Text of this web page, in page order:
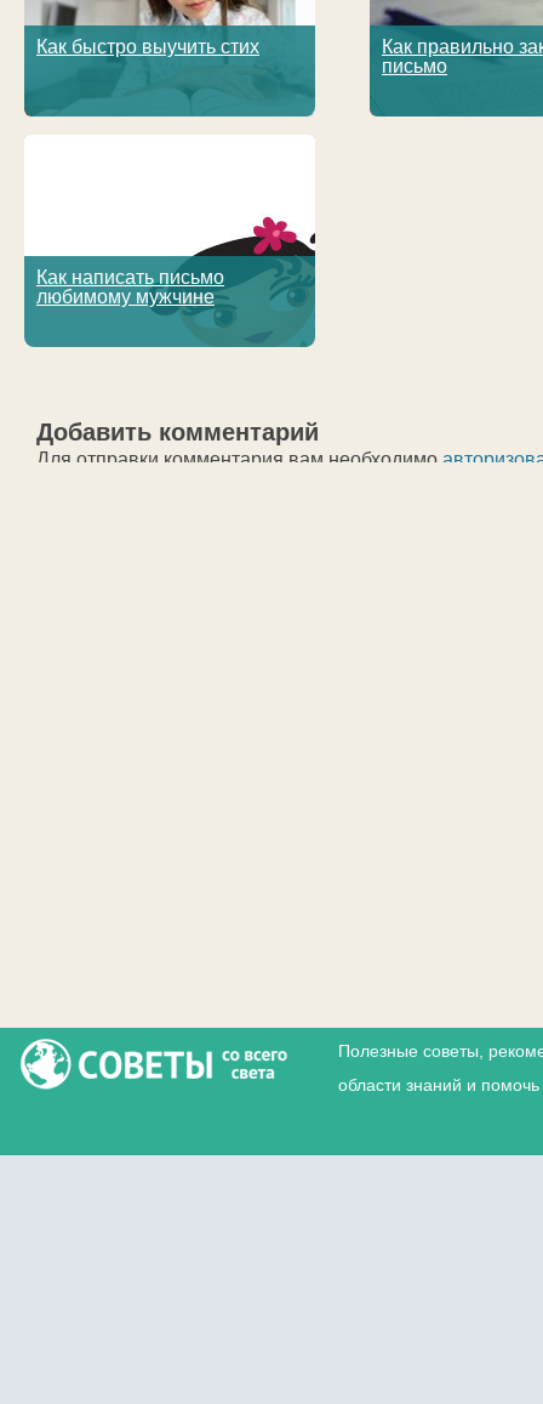
Как быстро выучить стих
Как правильно
письмо
Как написать письмо
любимому мужчине
Добавить комментарий
Для отправки комментария вам необходимо
Полезные советы,
области знаний и